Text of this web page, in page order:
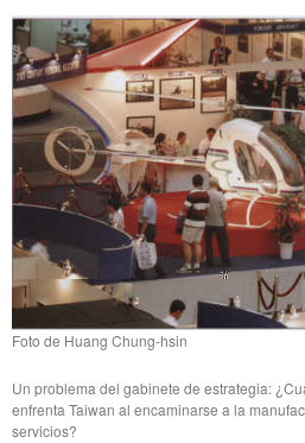
Foto de Huang Chung-hsin
Un problema del gabinete de estrategia:
enfrenta Taiwan al encaminarse a la
servicios?